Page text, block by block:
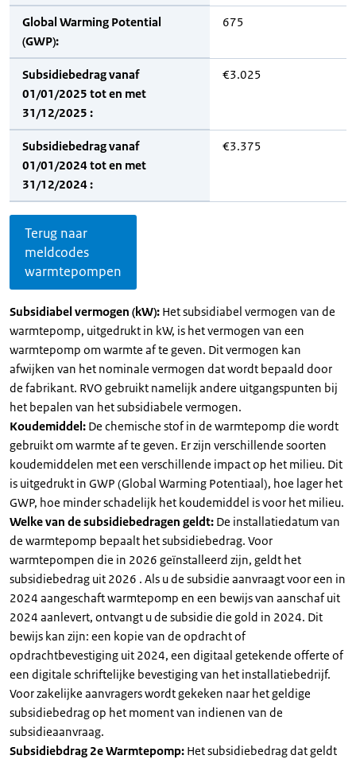
Global Warming Potential
(GWP):
675
Subsidiebedrag vanaf
01/01/2025 tot en met
31/12/2025 :
€3.025
Subsidiebedrag vanaf
01/01/2024 tot en met
31/12/2024 :
€3.375
Terug naar
meldcodes
warmtepompen
Subsidiabel vermogen (kW): Het subsidiabel vermogen van de
warmtepomp, uitgedrukt in kW, is het vermogen van een
warmtepomp om warmte af te geven. Dit vermogen kan
afwijken van het nominale vermogen dat wordt bepaald door
de fabrikant. RVO gebruikt namelijk andere uitgangspunten bij
het bepalen van het subsidiabele vermogen.
Koudemiddel: De chemische stof in de warmtepomp die wordt
gebruikt om warmte af te geven. Er zijn verschillende soorten
koudemiddelen met een verschillende impact op het milieu. Dit
is uitgedrukt in GWP (Global Warming Potentiaal), hoe lager het
GWP, hoe minder schadelijk het koudemiddel is voor het milieu.
Welke van de subsidiebedragen geldt: De installatiedatum van
de warmtepomp bepaalt het subsidiebedrag. Voor
warmtepompen die in 2026 geïnstalleerd zijn, geldt het
subsidiebedrag uit 2026 . Als u de subsidie aanvraagt voor een in
2024 aangeschaft warmtepomp en een bewijs van aanschaf uit
2024 aanlevert, ontvangt u de subsidie die gold in 2024. Dit
bewijs kan zijn: een kopie van de opdracht of
opdrachtbevestiging uit 2024, een digitaal getekende offerte of
een digitale schriftelijke bevestiging van het installatiebedrijf.
Voor zakelijke aanvragers wordt gekeken naar het geldige
subsidiebedrag op het moment van indienen van de
subsidieaanvraag.
Subsidiebdrag 2e Warmtepomp: Het subsidiebedrag dat geldt